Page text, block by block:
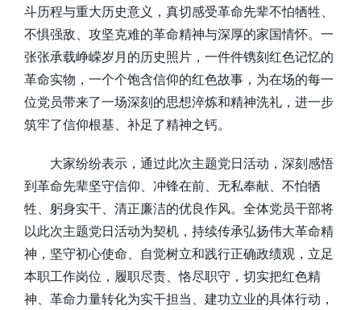
斗历程与重大历史意义，真切感受革命先辈不怕牺牲、
不惧强敌、攻坚克难的革命精神与深厚的家国情怀。一
张张承载峥嵘岁月的历史照片，一件件镌刻红色记忆的
革命实物，一个个饱含信仰的红色故事，为在场的每一
位党员带来了一场深刻的思想淬炼和精神洗礼，进一步
筑牢了信仰根基、补足了精神之钙。
大家纷纷表示，通过此次主题党日活动，深刻感悟
到革命先辈坚守信仰、冲锋在前、无私奉献、不怕牺
牲、躬身实干、清正廉洁的优良作风。全体党员干部将
以此次主题党日活动为契机，持续传承弘扬伟大革命精
神，坚守初心使命、自觉树立和践行正确政绩观，立足
本职工作岗位，履职尽责、恪尽职守，切实把红色精
神、革命力量转化为实干担当、建功立业的具体行动，